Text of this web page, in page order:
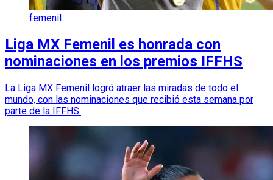
femenil
Liga MX Femenil es honrada con
nominaciones en los premios IFFHS
La Liga MX Femenil logró atraer las miradas de todo el
mundo, con las nominaciones que recibió esta semana por
parte de la IFFHS.